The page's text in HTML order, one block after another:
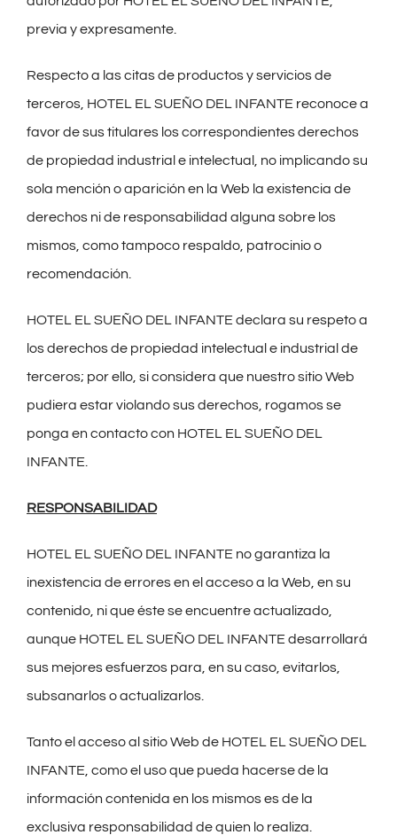
previa y expresamente.
Respecto a las citas de productos y servicios de
terceros, HOTEL EL SUEÑO DEL INFANTE reconoce a
favor de sus titulares los correspondientes derechos
de propiedad industrial e intelectual, no implicando su
sola mención o aparición en la Web la existencia de
derechos ni de responsabilidad alguna sobre los
mismos, como tampoco respaldo, patrocinio o
recomendación.
HOTEL EL SUEÑO DEL INFANTE declara su respeto a
los derechos de propiedad intelectual e industrial de
terceros; por ello, si considera que nuestro sitio Web
pudiera estar violando sus derechos, rogamos se
ponga en contacto con HOTEL EL SUEÑO DEL
INFANTE.
RESPONSABILIDAD
HOTEL EL SUEÑO DEL INFANTE no garantiza la
inexistencia de errores en el acceso a la Web, en su
contenido, ni que éste se encuentre actualizado,
aunque HOTEL EL SUEÑO DEL INFANTE desarrollará
sus mejores esfuerzos para, en su caso, evitarlos,
subsanarlos o actualizarlos.
Tanto el acceso al sitio Web de HOTEL EL SUEÑO DEL
INFANTE, como el uso que pueda hacerse de la
información contenida en los mismos es de la
exclusiva responsabilidad de quien lo realiza.